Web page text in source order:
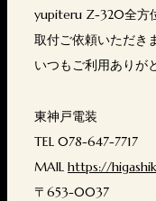
yupiteru Z-320全方
取付ご依頼いただき
いつもご利用ありが
東神戸電装
TEL 078-647-7717
MAIL https://
〒653-0037